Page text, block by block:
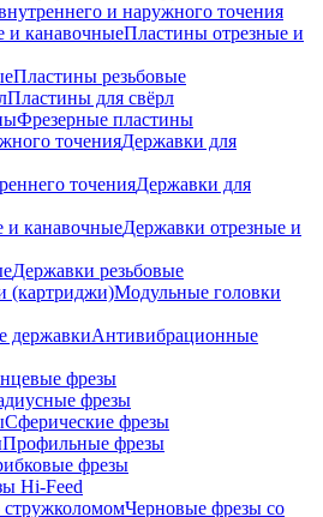
и наружного точения
Пластины отрезные и
Пластины резьбовые
Пластины для свёрл
Фрезерные пластины
Державки для
Державки для
Державки отрезные и
Державки резьбовые
Модульные головки
Антивибрационные
фрезы
фрезы
Сферические фрезы
Профильные фрезы
фрезы
Hi-Feed
Черновые фрезы со